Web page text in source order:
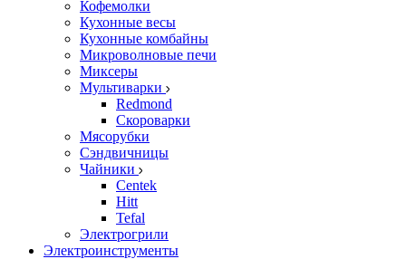
Кофемолки
Кухонные весы
Кухонные комбайны
Микроволновые печи
Миксеры
Мультиварки
Redmond
Скороварки
Мясорубки
Сэндвичницы
Чайники
Centek
Hitt
Tefal
Электрогрили
Электроинструменты